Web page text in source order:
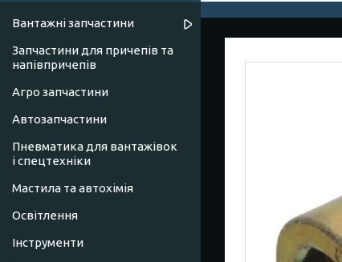
Вантажні запчастини
Запчастини для причепів та
напівпричепів
Агро запчастини
Автозапчастини
Пневматика для вантажівок
і спецтехніки
Мастила та автохімія
Освітлення
Інструменти